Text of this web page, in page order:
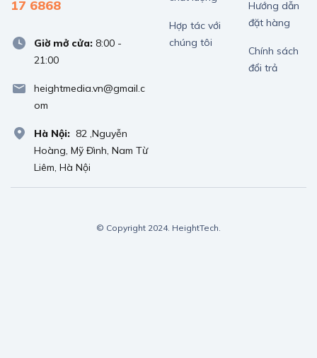
17 6868
Giờ mở cửa: 8:00 -
21:00
heightmedia.vn@gmail.c
om
Hà Nội: 82 ,Nguyễn
Hoàng, Mỹ Đình, Nam Từ
Liêm, Hà Nội
Hợp tác với
chúng tôi
Hướng dẫn
đặt hàng
Chính sách
đổi trả
© Copyright 2024. HeightTech.